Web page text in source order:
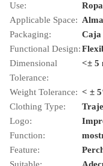
Use:
Ropa
Applicable Space:
Packaging:
Caja
Functional Design:
Dimensional
Tolerance:
<± 5
Weight Tolerance: < ±
Clothing Type:
Logo:
Function:
Feature: